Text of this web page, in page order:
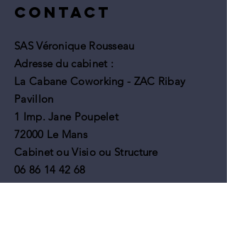
progression
Contact
SAS Véronique Rousseau
Adresse du cabinet :
La Cabane Coworking - ZAC Ribay
Pavillon
1 Imp. Jane Poupelet
72000 Le Mans
Cabinet ou Visio ou Structure
06 86 14 42 68